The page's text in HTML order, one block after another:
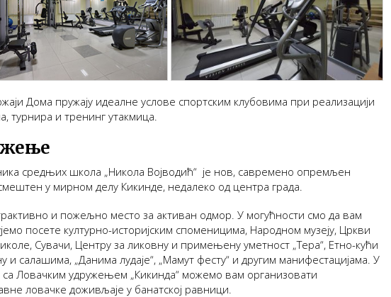
Дома пружају идеалне услове спортским клубовима при реализацији
турнира и тренинг утакмица.
средњих школа „Никола Војводић“ је нов, савремено опремљен
у мирном делу Кикинде, недалеко од центра града.
и пожељно место за активан одмор. У могућности смо да вам
посете културно-историјским споменицима, Народном музеју, Цркви
Сувачи, Центру за ликовну и примењену уметност „Tера“, Етно-кући
и салашима, „Данима лудаје“, „Мамут фесту“ и другим манифестацијама. У
Ловачким удружењем „Кикинда“ можемо вам организовати
ловачке доживљаје у банатској равници.